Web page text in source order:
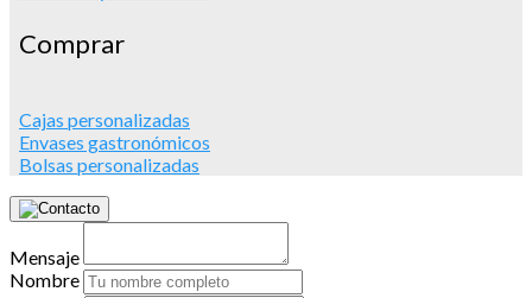
Comprar
Cajas personalizadas
Envases gastronómicos
Bolsas personalizadas
Mensaje
Nombre